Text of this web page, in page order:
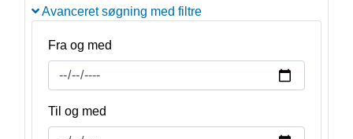
Avanceret søgning med filtre
Fra og med
Til og med